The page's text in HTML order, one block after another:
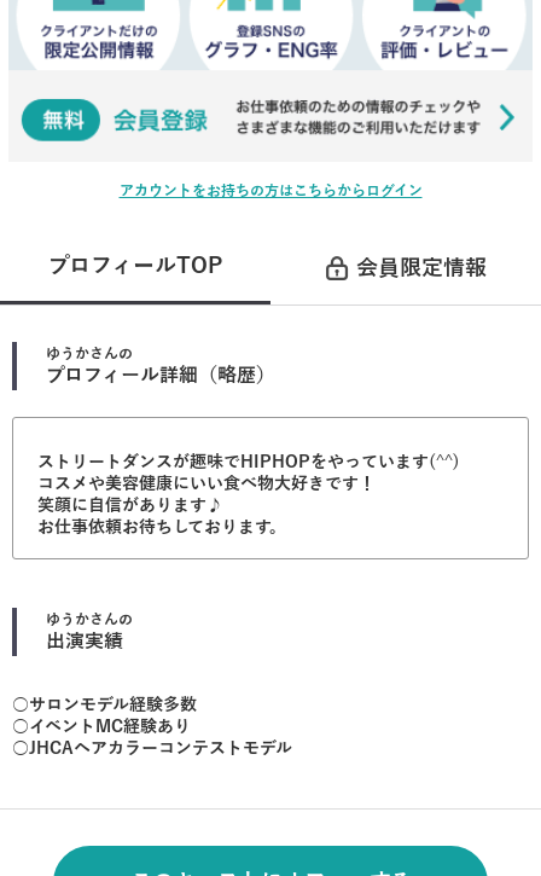
アカウントをお持ちの方はこちらからログイン
プロフィールTOP 会員限定情報
ゆうかさんの
プロフィール詳細（略歴）
ストリートダンスが趣味でHIPHOPをやっています(^^)
コスメや美容健康にいい食べ物大好きです！
笑顔に自信があります♪
お仕事依頼お待ちしております。
ゆうかさんの
出演実績
○サロンモデル経験多数
○イベントMC経験あり
○JHCAヘアカラーコンテストモデル